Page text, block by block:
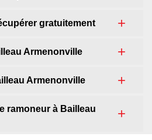
gratuitement
Armenonville
Armenonville
ramoneur à Bailleau